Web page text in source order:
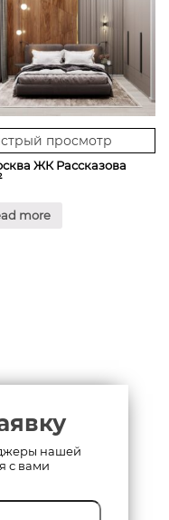
просмотр
ЖК Рассказова
more
нашей
с вами